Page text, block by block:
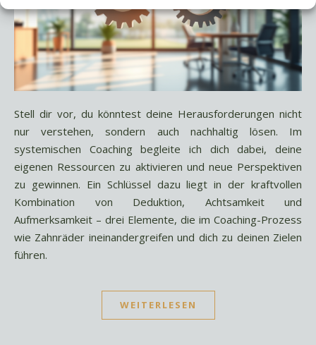
Stell dir vor, du könntest deine Herausforderungen nicht
nur verstehen, sondern auch nachhaltig lösen. Im
systemischen Coaching begleite ich dich dabei, deine
eigenen Ressourcen zu aktivieren und neue Perspektiven
zu gewinnen. Ein Schlüssel dazu liegt in der kraftvollen
Kombination von Deduktion, Achtsamkeit und
Aufmerksamkeit – drei Elemente, die im Coaching-Prozess
wie Zahnräder ineinandergreifen und dich zu deinen Zielen
führen.
WEITERLESEN